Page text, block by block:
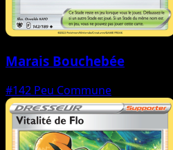
Marais Bouchebée
#142 Peu Commune